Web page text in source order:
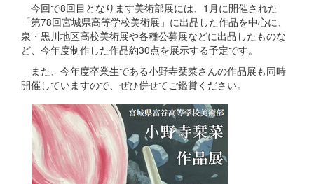
今回で8回目となります美術部展には、1月に開催された
「第78回宮城県高等学校美術展」に出品した作品を中心に、
泉・黒川地区高校美術展や各種公募展などに出品したものな
ど、今年度制作した作品約30点を展示する予定です。
また、今年度卒業生である小野寺栞菜さんの作品展も同時
開催していますので、ぜひ併せてご鑑賞ください。